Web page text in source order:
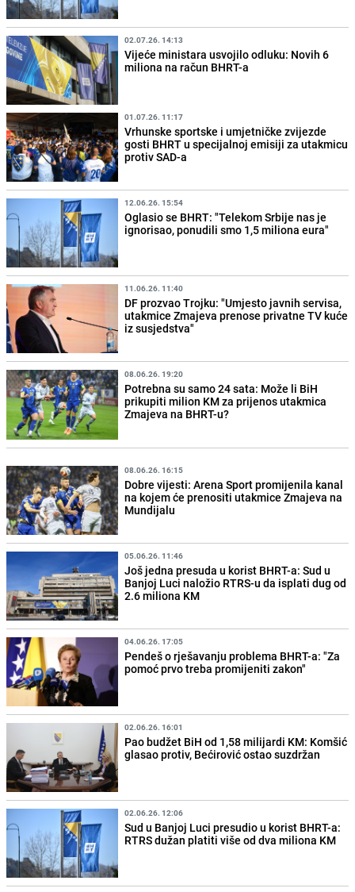
02.07.26. 14:13
Vijeće ministara usvojilo odluku: Novih 6
miliona na račun BHRT-a
01.07.26. 11:17
Vrhunske sportske i umjetničke zvijezde
gosti BHRT u specijalnoj emisiji za utakmicu
protiv SAD-a
12.06.26. 15:54
Oglasio se BHRT: "Telekom Srbije nas je
ignorisao, ponudili smo 1,5 miliona eura"
11.06.26. 11:40
DF prozvao Trojku: "Umjesto javnih servisa,
utakmice Zmajeva prenose privatne TV kuće
iz susjedstva"
08.06.26. 19:20
Potrebna su samo 24 sata: Može li BiH
prikupiti milion KM za prijenos utakmica
Zmajeva na BHRT-u?
08.06.26. 16:15
Dobre vijesti: Arena Sport promijenila kanal
na kojem će prenositi utakmice Zmajeva na
Mundijalu
05.06.26. 11:46
Još jedna presuda u korist BHRT-a: Sud u
Banjoj Luci naložio RTRS-u da isplati dug od
2.6 miliona KM
04.06.26. 17:05
Pendeš o rješavanju problema BHRT-a: "Za
pomoć prvo treba promijeniti zakon"
02.06.26. 16:01
Pao budžet BiH od 1,58 milijardi KM: Komšić
glasao protiv, Bećirović ostao suzdržan
02.06.26. 12:06
Sud u Banjoj Luci presudio u korist BHRT-a:
RTRS dužan platiti više od dva miliona KM